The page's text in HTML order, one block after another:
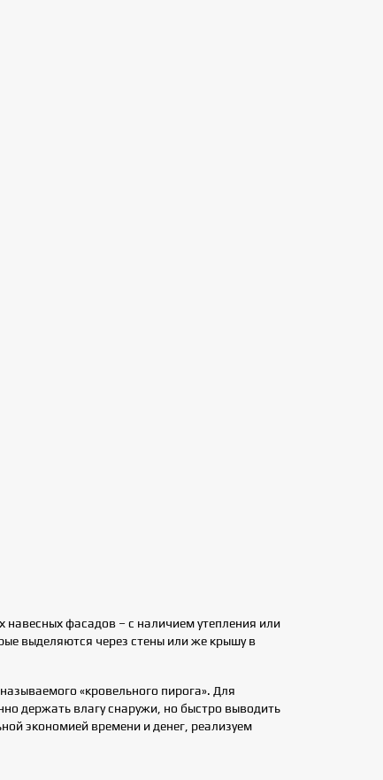
фасадов – с наличием утепления или
выделяются через стены или же крышу в
«кровельного пирога». Для
держать влагу снаружи, но быстро выводить
экономией времени и денег, реализуем